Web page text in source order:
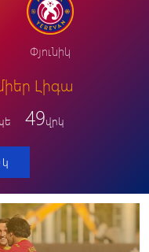
Փյունիկ
Լիգա
48վրկ